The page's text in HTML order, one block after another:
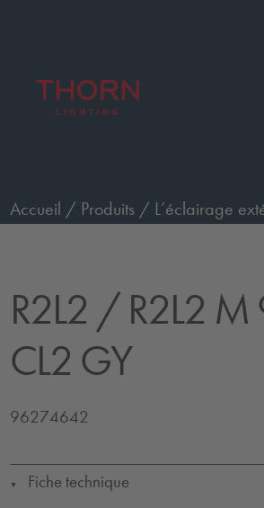
Accueil / Produits / L’éclairage
R2L2 / R2L2 M
CL2 GY
96274642
▼
Fiche technique